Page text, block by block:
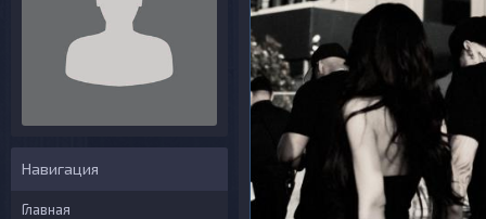
Навигация
Главная